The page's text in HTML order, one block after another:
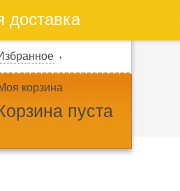
корзина
пуста